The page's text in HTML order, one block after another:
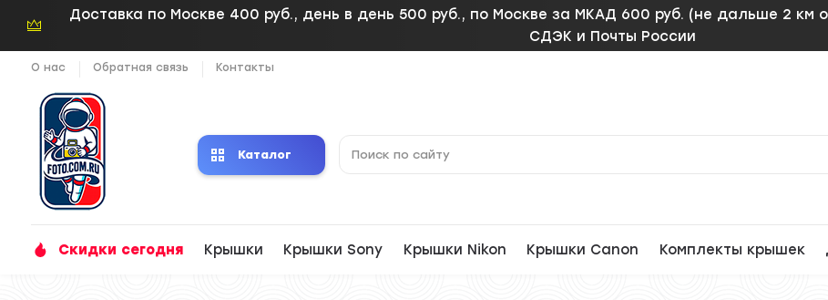
Доставка по Москве 400 руб., день в день 500 руб., по Москве за МКАД 600 руб. (не дальше 2 км
СДЭК и Почты России
О нас Обратная связь Контакты
Каталог
Скидки сегодня Крышки Крышки Sony Крышки Nikon Крышки Canon Комплекты крышек